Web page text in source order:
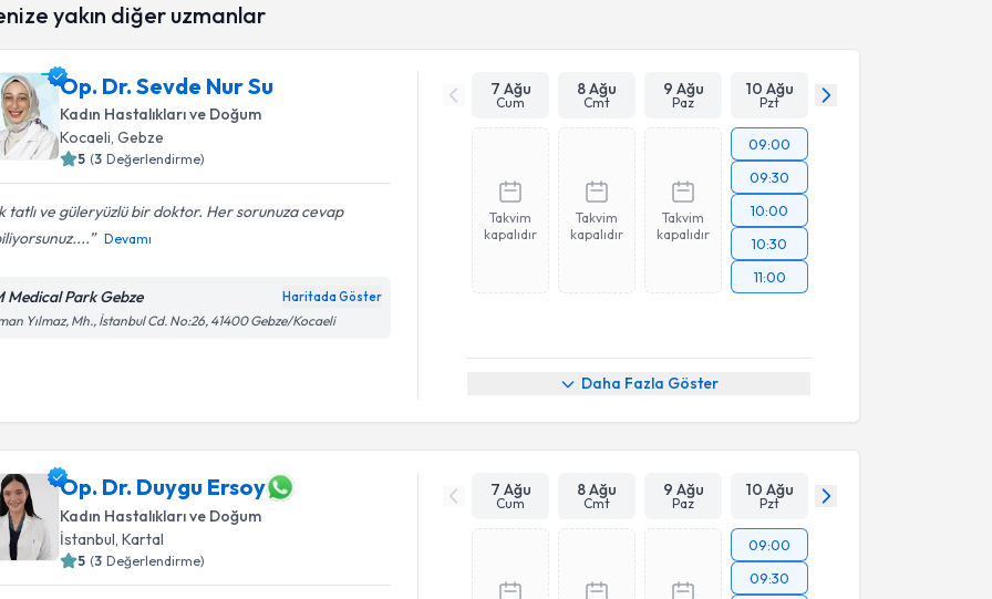
yakın diğer uzmanlar
Op. Dr. Sevde Nur Su
Kadın Hastalıkları ve Doğum
Kocaeli, Gebze
5 (3 Değerlendirme)
tatlı ve güleryüzlü bir doktor. Her sorunuza cevap
Devamı
Medical Park Gebze Haritada Göster
Yılmaz, Mh., İstanbul Cd. No:26, 41400 Gebze/Kocaeli
7 Ağu
Cum
8 Ağu
Cmt
9 Ağu
Paz
10 Ağu
Pzt
Takvim
kapalıdır
Takvim
kapalıdır
Takvim
kapalıdır
09:00
09:30
10:00
10:30
11:00
Daha Fazla Göster
Op. Dr. Duygu Ersoy
Kadın Hastalıkları ve Doğum
İstanbul , Kartal
5 (3 Değerlendirme)
7 Ağu
Cum
8 Ağu
Cmt
9 Ağu
Paz
10 Ağu
Pzt
09:00
09:30